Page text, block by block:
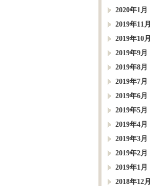
2020年1月
2019年11月
2019年10月
2019年9月
2019年8月
2019年7月
2019年6月
2019年5月
2019年4月
2019年3月
2019年2月
2019年1月
2018年12月